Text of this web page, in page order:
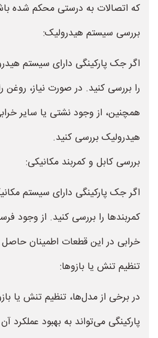
که اتصالات به درستی محکم شده
بررسی سیستم هیدرولیک:
اگر جک پارکینگی دارای سیستم
را بررسی کنید. در صورت نیاز، روغن
همچنین، از وجود نشتی یا سایر
هیدرولیک بررسی کنید.
بررسی کابل و کمربند مکانیکی:
اگر جک پارکینگی دارای سیستم
کمربندها را بررسی کنید. از وجود
خرابی در این قطعات اطمینان حاصل
تنظیم تنش یا بازوها:
در برخی از مدل‌ها، تنظیم تنش یا
پارکینگی می‌تواند به بهبود عملکرد